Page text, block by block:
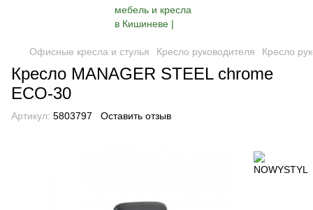
Офисные кресла и стулья Кресло руководителя Кресло
Кресло MANAGER STEEL chrome
ECO-30
Артикул: 5803797 Оставить отзыв